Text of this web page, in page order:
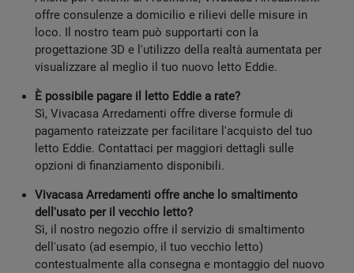
offre consulenze a domicilio e rilievi delle misure in
loco. Il nostro team può supportarti con la
progettazione 3D e l'utilizzo della realtà aumentata per
visualizzare al meglio il tuo nuovo letto Eddie.
È possibile pagare il letto Eddie a rate?
Sì, Vivacasa Arredamenti offre diverse formule di
pagamento rateizzate per facilitare l'acquisto del tuo
letto Eddie. Contattaci per maggiori dettagli sulle
opzioni di finanziamento disponibili.
Vivacasa Arredamenti offre anche lo smaltimento
dell'usato per il vecchio letto?
Sì, il nostro negozio offre il servizio di smaltimento
dell'usato (ad esempio, il tuo vecchio letto)
contestualmente alla consegna e montaggio del nuovo